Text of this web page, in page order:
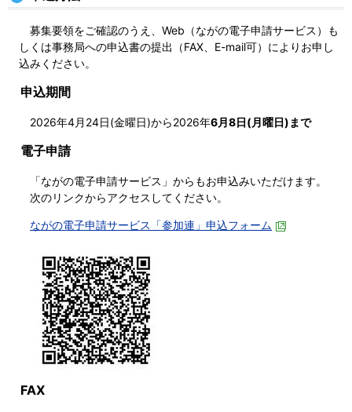
募集要領をご確認のうえ、Web（ながの電子申請サービス）も
しくは事務局への申込書の提出（FAX、E-mail可）によりお申し
込みください。
申込期間
2026年4月24日(金曜日)から2026年6月8日(月曜日)まで
電子申請
「ながの電子申請サービス」からもお申込みいただけます。
次のリンクからアクセスしてください。
ながの電子申請サービス「参加連」申込フォーム
FAX